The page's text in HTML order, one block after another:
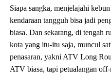
Siapa sangka, menjelajahi
kendaraan tangguh bisa jadi
biasa. Dan sekarang, di tengah
kota yang itu-itu saja, muncul
penasaran, yakni ATV Long
ATV biasa, tapi petualangan